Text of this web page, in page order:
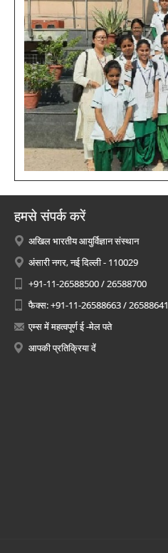
हमसे संपर्क करें
अखिल भारतीय आयुर्विज्ञान संस्थान
अंसारी नगर, नई दिल्ली - 110029
+91-11-26588500 / 26588700
फैक्स: +91-11-26588663 / 26588641
एम्स में महत्वपूर्ण ई -मेल पते
आपकी प्रतिक्रिया दें